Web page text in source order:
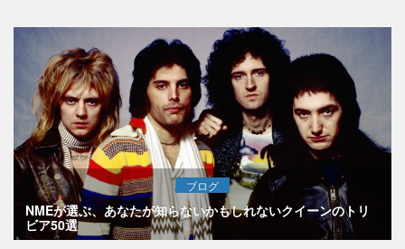
ブログ
NMEが選ぶ、あなたが知らないかもしれないクイーンのトリ
ビア50選